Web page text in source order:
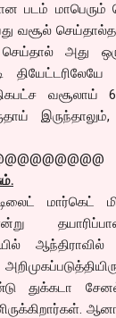
படம்
வசூல்
அது
வசூலாய்
மார்கெட்
ஆந்திராவில்
துக்கடா